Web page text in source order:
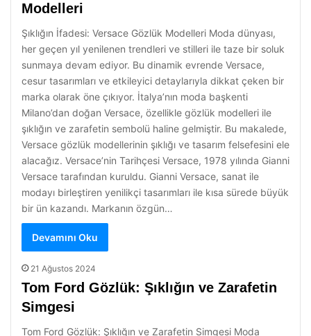
Modelleri
Şıklığın İfadesi: Versace Gözlük Modelleri Moda dünyası,
her geçen yıl yenilenen trendleri ve stilleri ile taze bir soluk
sunmaya devam ediyor. Bu dinamik evrende Versace,
cesur tasarımları ve etkileyici detaylarıyla dikkat çeken bir
marka olarak öne çıkıyor. İtalya’nın moda başkenti
Milano’dan doğan Versace, özellikle gözlük modelleri ile
şıklığın ve zarafetin sembolü haline gelmiştir. Bu makalede,
Versace gözlük modellerinin şıklığı ve tasarım felsefesini ele
alacağız. Versace’nin Tarihçesi Versace, 1978 yılında Gianni
Versace tarafından kuruldu. Gianni Versace, sanat ile
modayı birleştiren yenilikçi tasarımları ile kısa sürede büyük
bir ün kazandı. Markanın özgün…
Devamını Oku
21 Ağustos 2024
Tom Ford Gözlük: Şıklığın ve Zarafetin
Simgesi
Tom Ford Gözlük: Şıklığın ve Zarafetin Simgesi Moda